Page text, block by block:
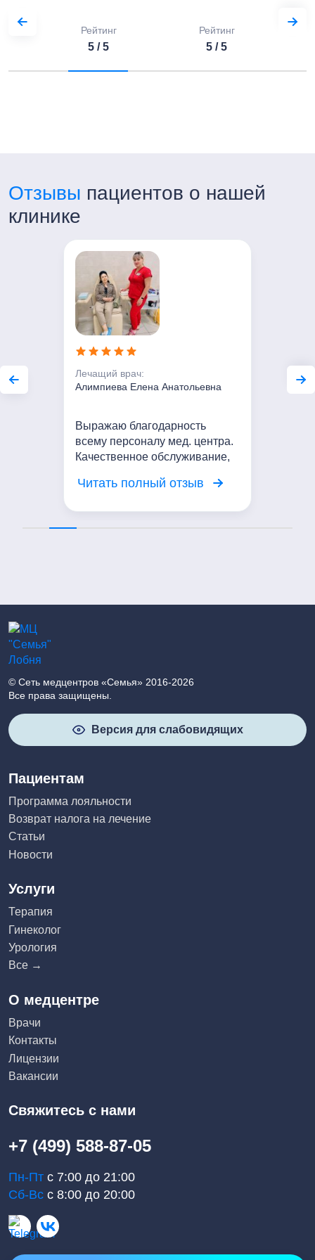
Пн-Пт с 7:00 до 21:00
Сб-Вс с 8:00 до 20:00
Рейтинг
5 / 5
Рейтинг
5 / 5
Отзывы пациентов о нашей
клинике
Лечащий врач:
Алимпиева Елена Анатольевна
Выражаю благодарность
всему персоналу мед. центра.
Качественное обслуживание,
довольна посещением центра!
Читать полный отзыв
© Сеть медцентров «Семья» 2016-2026
Все права защищены.
Версия для слабовидящих
Пациентам
Программа лояльности
Возврат налога на лечение
Статьи
Новости
Услуги
Терапия
Гинеколог
Урология
Все →
О медцентре
Врачи
Контакты
Лицензии
Вакансии
Свяжитесь с нами
+7 (499) 588-87-05
Пн-Пт с 7:00 до 21:00
Сб-Вс с 8:00 до 20:00